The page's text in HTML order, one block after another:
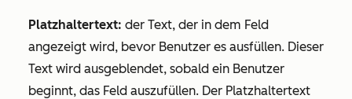
Platzhaltertext: der Text, der in dem Feld
angezeigt wird, bevor Benutzer es ausfüllen. Dieser
Text wird ausgeblendet, sobald ein Benutzer
beginnt, das Feld auszufüllen. Der Platzhaltertext